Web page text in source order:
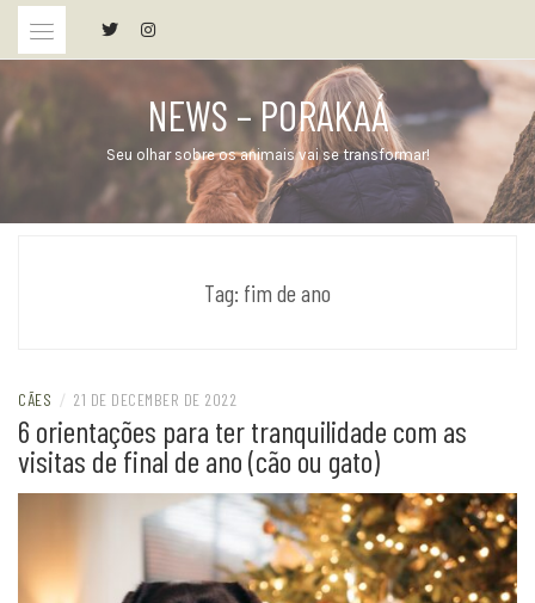
Skip
NEWS – PORAKAÁ
Seu olhar sobre os animais vai se transformar!
Tag: fim de ano
CÃES / 21 DE DECEMBER DE 2022
6 orientações para ter tranquilidade com as
visitas de final de ano (cão ou gato)